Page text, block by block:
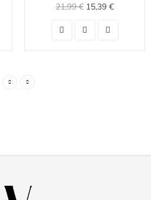
21,99 € 15,39 €